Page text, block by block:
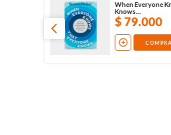
When Everyone
Knows…
$79.000